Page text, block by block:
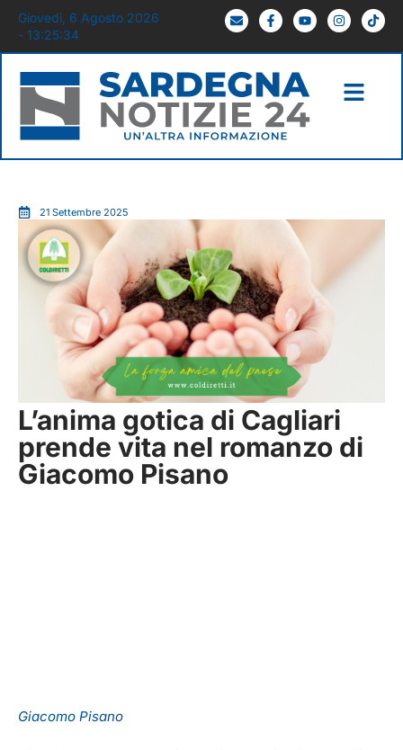
Giovedì, 6 Agosto 2026
- 13:25:35
21 Settembre 2025
L’anima gotica di Cagliari
prende vita nel romanzo di
Giacomo Pisano
Giacomo Pisano